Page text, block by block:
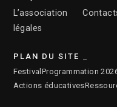
L’association
légales
PLAN DU SITE
Festival Programmation
Actions éducatives